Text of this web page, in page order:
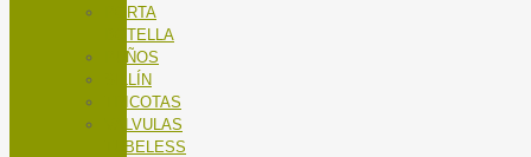
PORTA
BOTELLA
PUÑOS
SILLÍN
TRICOTAS
VALVULAS
TUBELESS